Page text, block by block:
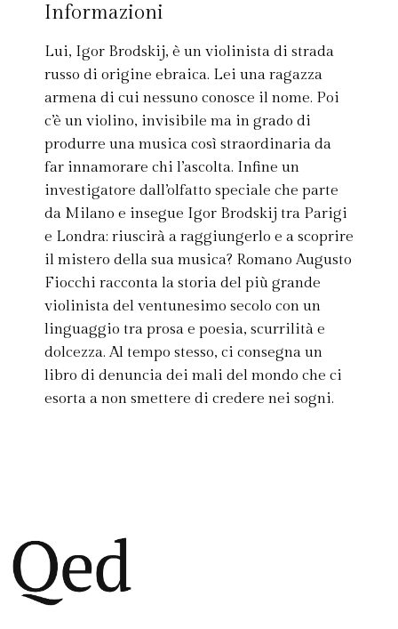
Informazioni
Lui, Igor Brodskij, è un violinista di strada
russo di origine ebraica. Lei una ragazza
armena di cui nessuno conosce il nome. Poi
c’è un violino, invisibile ma in grado di
produrre una musica così straordinaria da
far innamorare chi l’ascolta. Infine un
investigatore dall’olfatto speciale che parte
da Milano e insegue Igor Brodskij tra Parigi
e Londra: riuscirà a raggiungerlo e a scoprire
il mistero della sua musica? Romano Augusto
Fiocchi racconta la storia del più grande
violinista del ventunesimo secolo con un
linguaggio tra prosa e poesia, scurrilità e
dolcezza. Al tempo stesso, ci consegna un
libro di denuncia dei mali del mondo che ci
esorta a non smettere di credere nei sogni.